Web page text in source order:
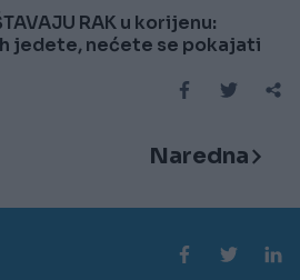
RAK u korijenu:
jedete, nećete se pokajati
Naredna